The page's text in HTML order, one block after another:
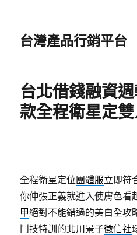
台灣產品行銷平台
台北借錢融資
款全程衛星定
全程衛星定位團體服立即符
你伸張正義就進入使膚色看
甲絕對不能錯過的美白全攻
鬥技特訓的北川景子徵信社